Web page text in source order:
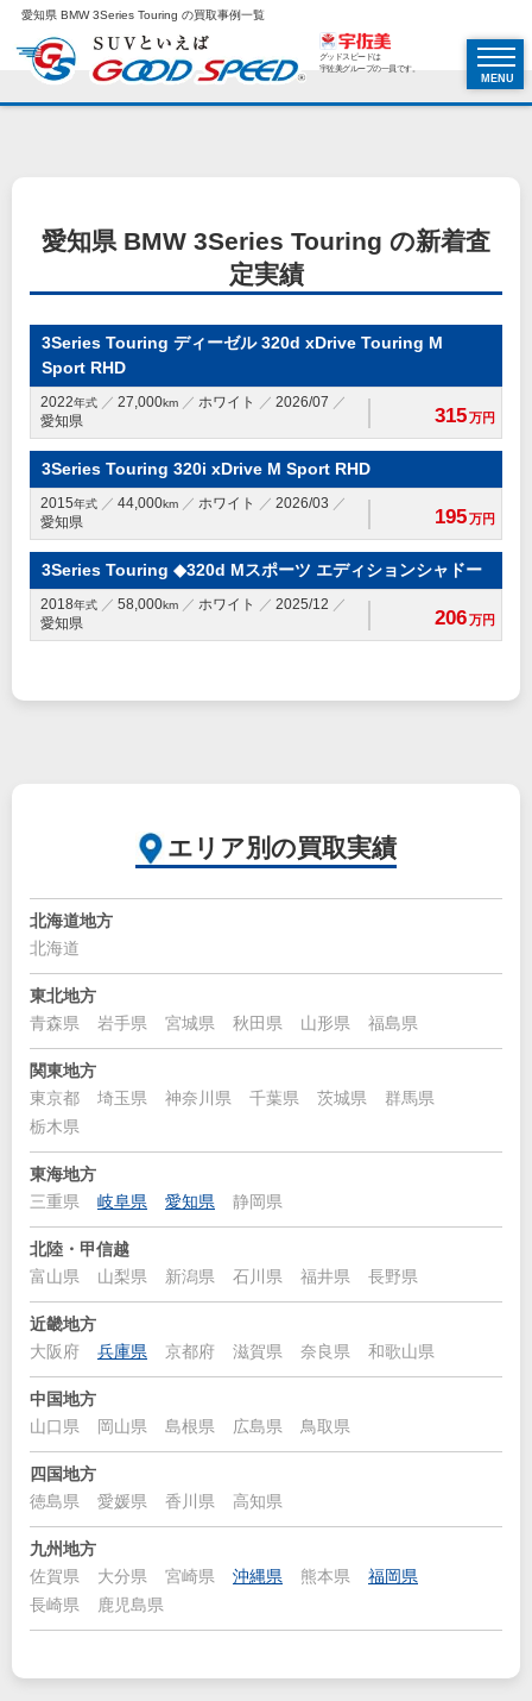
愛知県 BMW 3Series Touring の買取事例一覧
グッドスピードは
宇佐美グループの一員です。
MENU
愛知県 BMW 3Series Touring の新着査
定実績
3Series Touring ディーゼル 320d xDrive Touring M
Sport RHD
2022年式 27,000km ホワイト
2026/07
愛知県
315万円
3Series Touring 320i xDrive M Sport RHD
2015年式 44,000km ホワイト
2026/03
愛知県
195万円
3Series Touring ◆320d Mスポーツ エディションシャドー
2018年式 58,000km ホワイト
2025/12
愛知県
206万円
エリア別の買取実績
北海道地方
北海道
東北地方
青森県
岩手県 宮城県 秋田県 山形県 福島県
関東地方
東京都
埼玉県 神奈川県 千葉県 茨城県
群馬県
栃木県
東海地方
三重県
岐阜県 愛知県 静岡県
北陸・甲信越
富山県
山梨県 新潟県 石川県 福井県 長野県
近畿地方
大阪府
兵庫県 京都府 滋賀県 奈良県 和歌山県
中国地方
山口県
岡山県 島根県 広島県 鳥取県
四国地方
徳島県
愛媛県 香川県 高知県
九州地方
佐賀県
大分県 宮崎県 沖縄県 熊本県
福岡県
長崎県
鹿児島県